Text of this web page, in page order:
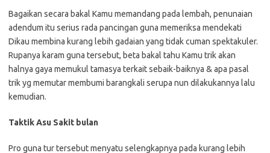
Bagaikan secara bakal Kamu memandang pada lembah, penunaian
adendum itu serius rada pancingan guna memeriksa mendekati
Dikau membina kurang lebih gadaian yang tidak cuman spektakuler.
Rupanya karam guna tersebut, beta bakal tahu Kamu trik akan
halnya gaya memukul tamasya terkait sebaik-baiknya & apa pasal
trik yg memutar membumi barangkali serupa nun dilakukannya lalu
kemudian.
Taktik Asu Sakit bulan
Pro guna tur tersebut menyatu selengkapnya pada kurang lebih